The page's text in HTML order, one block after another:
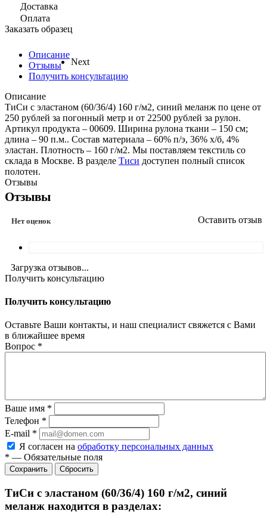
Next
Доставка
Оплата
Заказать образец
Описание
Отзывы
Получить консультацию
Описание
ТиСи с эластаном (60/36/4) 160 г/м2, синий меланж по цене от
250 рублей за погонный метр и от 22500 рублей за рулон.
Артикул продукта – 00609. Ширина рулона ткани – 150 см;
длина – 90 п.м.. Состав материала – 60% п/э, 36% х/б, 4%
эластан. Плотность – 160 г/м2. Мы поставляем текстиль со
склада в Москве. В разделе Тиси доступен полный список
полотен.
Отзывы
Отзывы
Нет оценок Оставить отзыв
Загрузка отзывов...
Получить консультацию
Получить консультацию
Оставьте Ваши контакты, и наш специалист свяжется с Вами
в ближайшее время
Вопрос *
Ваше имя *
Телефон *
E-mail *
Я согласен на обработку персональных данных
* — Обязательные поля
Сбросить
ТиСи с эластаном (60/36/4) 160 г/м2, синий
меланж находится в разделах: